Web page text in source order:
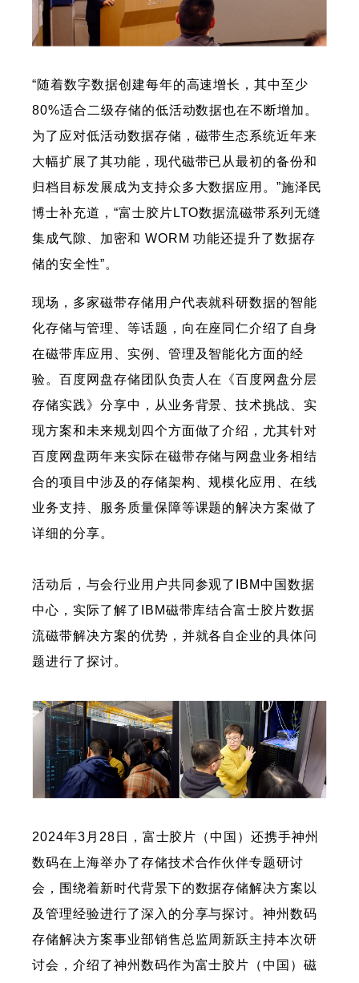
“随着数字数据创建每年的高速增长，其中至少
80%适合二级存储的低活动数据也在不断增加。
为了应对低活动数据存储，磁带生态系统近年来
大幅扩展了其功能，现代磁带已从最初的备份和
归档目标发展成为支持众多大数据应用。”施泽民
博士补充道，“富士胶片LTO数据流磁带系列无缝
集成气隙、加密和 WORM 功能还提升了数据存
储的安全性”。
现场，多家磁带存储用户代表就科研数据的智能
化存储与管理、等话题，向在座同仁介绍了自身
在磁带库应用、实例、管理及智能化方面的经
验。百度网盘存储团队负责人在《百度网盘分层
存储实践》分享中，从业务背景、技术挑战、实
现方案和未来规划四个方面做了介绍，尤其针对
百度网盘两年来实际在磁带存储与网盘业务相结
合的项目中涉及的存储架构、规模化应用、在线
业务支持、服务质量保障等课题的解决方案做了
详细的分享。
活动后，与会行业用户共同参观了IBM中国数据
中心，实际了解了IBM磁带库结合富士胶片数据
流磁带解决方案的优势，并就各自企业的具体问
题进行了探讨。
2024年3月28日，富士胶片（中国）还携手神州
数码在上海举办了存储技术合作伙伴专题研讨
会，围绕着新时代背景下的数据存储解决方案以
及管理经验进行了深入的分享与探讨。神州数码
存储解决方案事业部销售总监周新跃主持本次研
讨会，介绍了神州数码作为富士胶片（中国）磁